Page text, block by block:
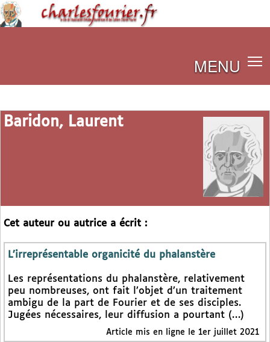
MENU
Baridon, Laurent
Cet auteur ou autrice a écrit :
L’irreprésentable organicité du phalanstère
Les représentations du phalanstère, relativement
peu nombreuses, ont fait l’objet d’un traitement
ambigu de la part de Fourier et de ses disciples.
Jugées nécessaires, leur diffusion a pourtant (…)
Article mis en ligne le 1er juillet 2021